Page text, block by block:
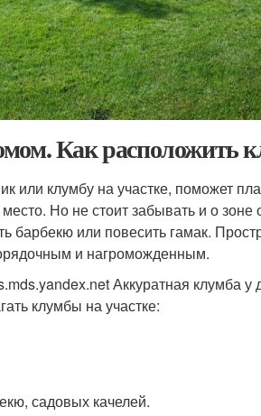
Как расположить
или клумбу на участке, поможет
Но не стоит забывать и о
барбекю или повесить гамак.
и нагроможденным.
Аккуратная клумба у
клумбы на участке:
садовых качелей.